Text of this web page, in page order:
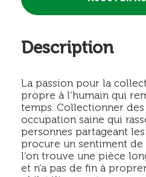
Description
La passion pour la
propre à l‘humain qui
temps. Collectionner
occupation saine qui
personnes partageant
procure un sentiment
l‘on trouve une pièce
et n‘a pas de fin à